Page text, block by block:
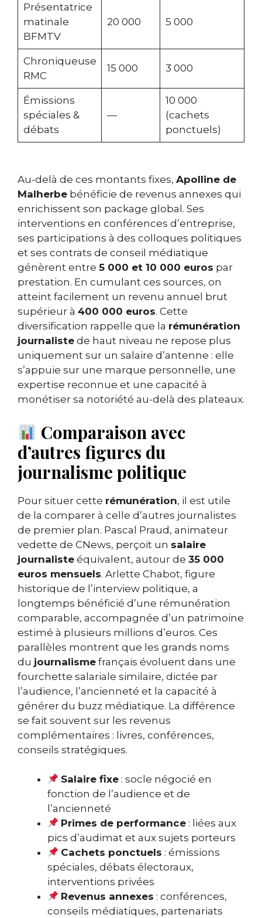
Présentatrice
matinale
BFMTV
20 000 5 000
Chroniqueuse
RMC
15 000 3 000
Émissions
spéciales &
débats
—
10 000
(cachets
ponctuels)
Au-delà de ces montants fixes, Apolline de
Malherbe bénéficie de revenus annexes qui
enrichissent son package global. Ses
interventions en conférences d’entreprise,
ses participations à des colloques politiques
et ses contrats de conseil médiatique
génèrent entre 5 000 et 10 000 euros par
prestation. En cumulant ces sources, on
atteint facilement un revenu annuel brut
supérieur à 400 000 euros. Cette
diversification rappelle que la rémunération
journaliste de haut niveau ne repose plus
uniquement sur un salaire d’antenne : elle
s’appuie sur une marque personnelle, une
expertise reconnue et une capacité à
monétiser sa notoriété au-delà des plateaux.
Comparaison avec
d’autres figures du
journalisme politique
Pour situer cette rémunération, il est utile
de la comparer à celle d’autres journalistes
de premier plan. Pascal Praud, animateur
vedette de CNews, perçoit un salaire
journaliste équivalent, autour de 35 000
euros mensuels. Arlette Chabot, figure
historique de l’interview politique, a
longtemps bénéficié d’une rémunération
comparable, accompagnée d’un patrimoine
estimé à plusieurs millions d’euros. Ces
parallèles montrent que les grands noms
du journalisme français évoluent dans une
fourchette salariale similaire, dictée par
l’audience, l’ancienneté et la capacité à
générer du buzz médiatique. La différence
se fait souvent sur les revenus
complémentaires : livres, conférences,
conseils stratégiques.
Salaire fixe : socle négocié en
fonction de l’audience et de
l’ancienneté
Primes de performance : liées aux
pics d’audimat et aux sujets porteurs
Cachets ponctuels : émissions
spéciales, débats électoraux,
interventions privées
Revenus annexes : conférences,
conseils médiatiques, partenariats